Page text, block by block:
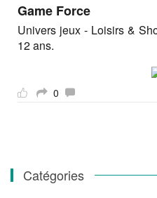
Game Force
Univers jeux - Loisirs &
12 ans.
0
Catégories